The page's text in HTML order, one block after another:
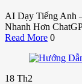
AI Dạy Tiếng Anh
Nhanh Hơn
Read More 0
18 Th2